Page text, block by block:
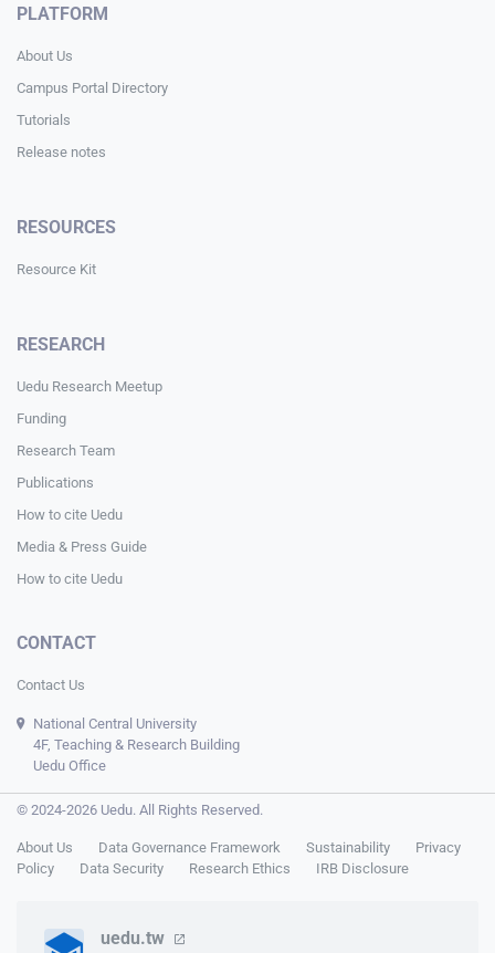
PLATFORM
About Us
Campus Portal Directory
Tutorials
Release notes
RESOURCES
Resource Kit
RESEARCH
Uedu Research Meetup
Funding
Research Team
Publications
How to cite Uedu
Media & Press Guide
How to cite Uedu
CONTACT
Contact Us
National Central University
4F, Teaching & Research Building
Uedu Office
© 2024-2026 Uedu. All Rights Reserved.
About Us Data Governance Framework Sustainability
Privacy
Policy
Data Security Research Ethics IRB Disclosure
uedu.tw